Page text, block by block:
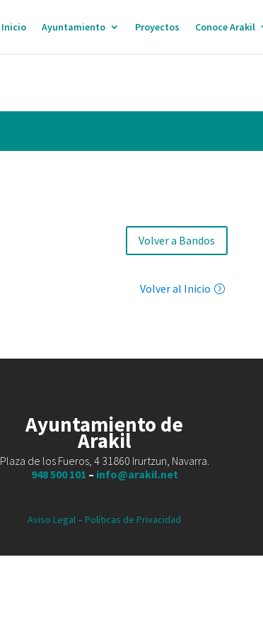
Inicio Ayuntamiento Proyectos Conoce Arakil
Volver a Bandos
Volver al Inicio
Ayuntamiento de
Arakil
Plaza de los Fueros, 4 31860 Irurtzun, Navarra.
948 500 101 – info@arakil.net
Aviso Legal– Políticas de Privacidad